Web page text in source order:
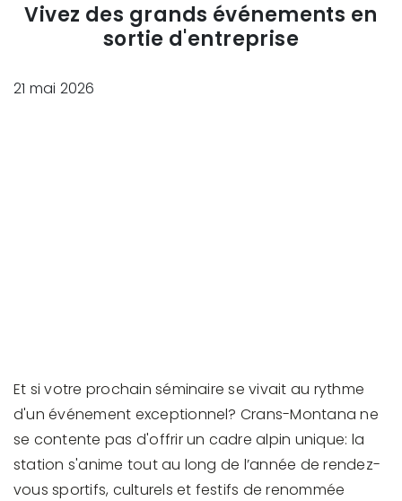
Vivez des grands événements en
sortie d'entreprise
21 mai 2026
Et si votre prochain séminaire se vivait au rythme
d'un événement exceptionnel? Crans-Montana ne
se contente pas d'offrir un cadre alpin unique: la
station s'anime tout au long de l’année de rendez-
vous sportifs, culturels et festifs de renommée